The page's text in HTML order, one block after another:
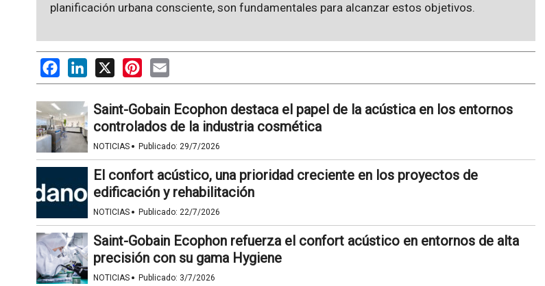
planificación urbana consciente, son fundamentales para alcanzar estos objetivos.
FacebookLinkedIn
X PinterestEmail
Saint-Gobain Ecophon destaca el papel de la acústica en los entornos
controlados de la industria cosmética
NOTICIAS · Publicado: 29/7/2026
El confort acústico, una prioridad creciente en los proyectos de
edificación y rehabilitación
NOTICIAS · Publicado: 22/7/2026
Saint-Gobain Ecophon refuerza el confort acústico en entornos de alta
precisión con su gama Hygiene
NOTICIAS · Publicado: 3/7/2026